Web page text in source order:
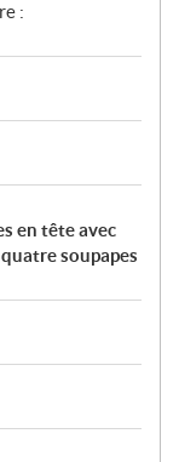
:
en tête avec
soupapes